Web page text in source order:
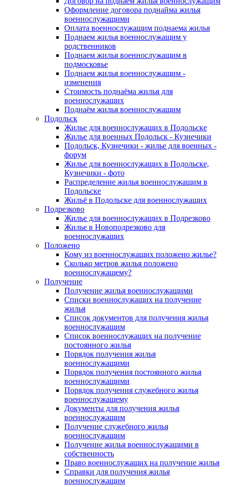
Оформление договора поднайма жилья
военнослужащими
Оплата военнослужащим поднаема жилья
Поднаем жилья военнослужащим у
родственников
Поднаем жилья военнослужащим в
подмосковье
Поднаем жилья военнослужащим -
изменения
Стоимость поднаёма жилья для
военнослужащих
Поднаём жилья военнослужащим
Подольск
Жилье для военнослужащих в Подольске
Жилье для военных Подольск - Кузнечики
Подольск, Кузнечики - жилье для военных -
форум
Жилье для военнослужащих в Подольске,
Кузнечики - фото
Распределение жилья военнослужащим в
Подольске
Жильё в Подольске для военнослужащих
Подрезково
Жилье для военнослужащих в Подрезково
Жилье в Новоподрезково для
военнослужащих
Положено
Кому из военнослужащих положено жилье?
Сколько метров жилья положено
военнослужащему?
Получение
Получение жилья военнослужащими
Списки военнослужащих на получение
жилья
Список документов для получения жилья
военнослужащим
Список военнослужащих на получение
постоянного жилья
Порядок получения жилья
военнослужащими
Порядок получения постоянного жилья
военнослужащими
Порядок получения служебного жилья
военнослужащему
Документы для получения жилья
военнослужащим
Получение служебного жилья
военнослужащим
Получение жилья военнослужащими в
собственность
Право военнослужащих на получение жилья
Справки для получения жилья
военнослужащим